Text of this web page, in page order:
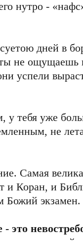
нутро -
дней в
не ощущаешь
успели
у тебя уже
не
Самая
и Коран, и
Божий экзамен.
это